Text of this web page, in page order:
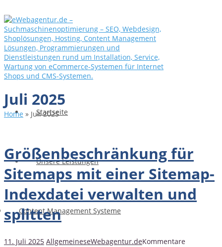
Startseite
Unsere Leistungen
Content Management Systeme
Juli 2025
Home » Juli 2025
Größenbeschränkung für
Sitemaps mit einer Sitemap-
Indexdatei verwalten und
splitten
11. Juli 2025 AllgemeineseWebagentur.deKommentare